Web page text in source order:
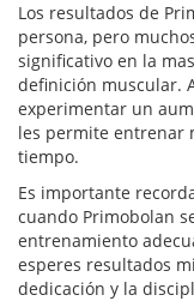
Los resultados de
persona, pero
significativo en la
definición muscular.
experimentar un
les permite entrenar
tiempo.
Es importante
cuando Primobolan
entrenamiento
esperes resultados
dedicación y la